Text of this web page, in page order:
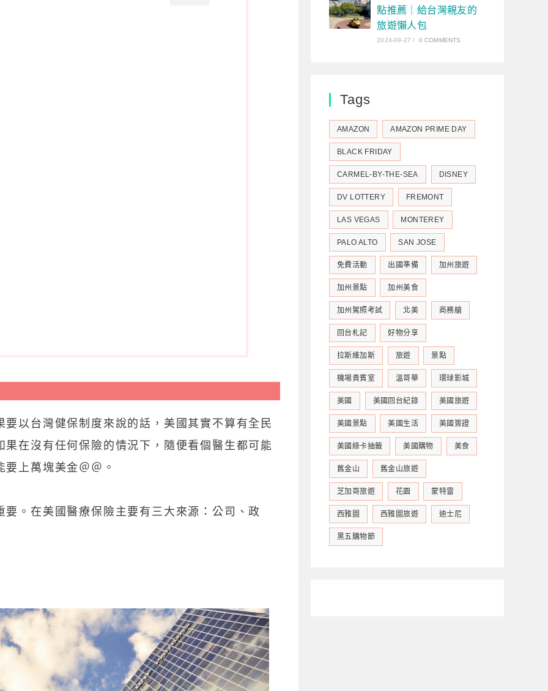
以台灣健保制度來說的話，美國其實不算有全民
在沒有任何保險的情況下，隨便看個醫生都可能
上萬塊美金＠＠。
。在美國醫療保險主要有三大來源：公司、政
點推薦｜給台灣親友的
旅遊懶人包
2024-09-27 / 0 COMMENTS
Tags
AMAZON AMAZON PRIME DAY
BLACK FRIDAY
CARMEL-BY-THE-SEA DISNEY
DV LOTTERY FREMONT
LAS VEGAS MONTEREY
PALO ALTO SAN JOSE
免費活動 出國準備 加州旅遊
加州景點 加州美食
加州駕照考試 北美 商務艙
回台札記 好物分享
拉斯維加斯 旅遊 景點
機場貴賓室 溫哥華 環球影城
美國 美國回台紀錄 美國旅遊
美國景點 美國生活 美國簽證
美國綠卡抽籤 美國購物 美食
舊金山 舊金山旅遊
芝加哥旅遊 花園 蒙特雷
西雅圖 西雅圖旅遊 迪士尼
黑五購物節